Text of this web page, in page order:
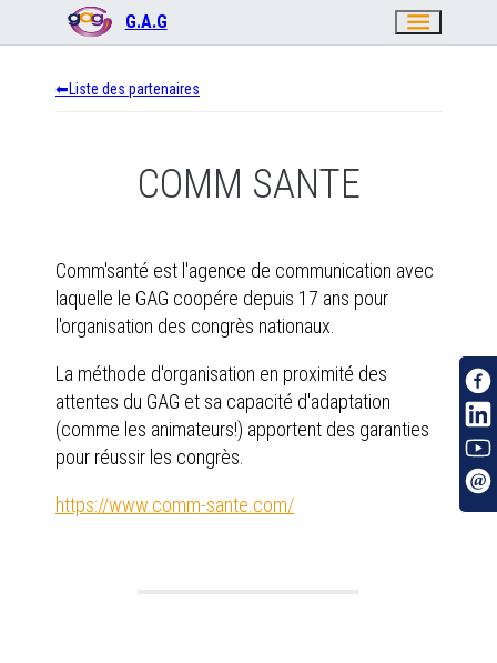
G.A.G menu
Liste des partenaires
COMM SANTE
Comm'santé est l'agence de communication avec
laquelle le GAG coopére depuis 17 ans pour
l'organisation des congrès nationaux.
La méthode d'organisation en proximité des
attentes du GAG et sa capacité d'adaptation
(comme les animateurs!) apportent des garanties
pour réussir les congrès.
https://www.comm-sante.com/